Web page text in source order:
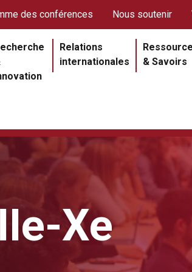
Relations
internationales
& Savoirs
rouges
des conférences Nous soutenir
Section
Xe